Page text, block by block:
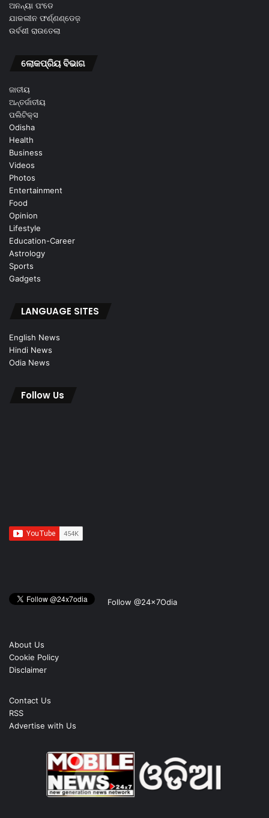
ଅନନ୍ୟା ପଂଡେ
ଯାକଲୀନ ଫର୍ଣ୍ଣଣ୍ଡେଜ଼
ଉର୍ବଶୀ ରାଉତେଲା
ଲୋକପ୍ରିୟ ବିଭାଗ
ଜାତୀୟ
ଅନ୍ତର୍ଜାତୀୟ
ପଲିଟିକ୍ସ
Odisha
Health
Business
Videos
Photos
Entertainment
Food
Opinion
Lifestyle
Education-Career
Astrology
Sports
Gadgets
LANGUAGE SITES
English News
Hindi News
Odia News
Follow Us
Follow @24x7Odia
About Us
Cookie Policy
Disclaimer
Contact Us
RSS
Advertise with Us